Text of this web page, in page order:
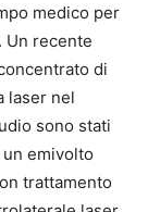
medico per
Un recente
di
laser nel
sono stati
emivolto
trattamento